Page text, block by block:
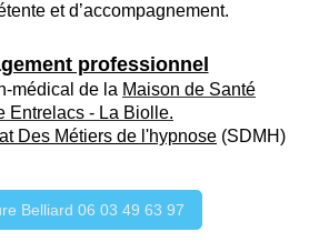
et d’accompagnement.
professionnel
médical de la Maison de Santé
Entrelacs - La Biolle.
Des Métiers de l'hypnose (SDMH)
Belliard 06 03 49 63 97